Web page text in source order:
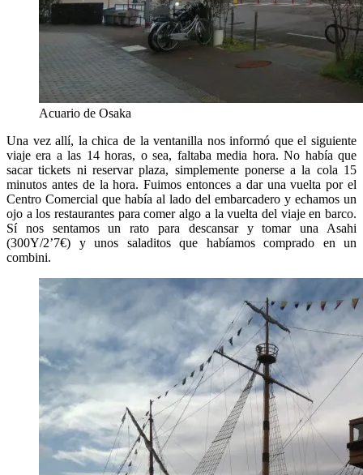
Acuario de Osaka
Una vez allí, la chica de la ventanilla nos informó que el siguiente
viaje era a las 14 horas, o sea, faltaba media hora. No había que
sacar tickets ni reservar plaza, simplemente ponerse a la cola 15
minutos antes de la hora. Fuimos entonces a dar una vuelta por el
Centro Comercial que había al lado del embarcadero y echamos un
ojo a los restaurantes para comer algo a la vuelta del viaje en barco.
Sí nos sentamos un rato para descansar y tomar una Asahi
(300Y/2’7€) y unos saladitos que habíamos comprado en un
combini.